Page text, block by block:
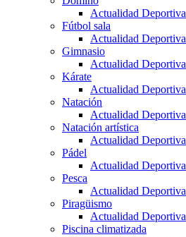
Actualidad Deportiva
Fútbol sala
Actualidad Deportiva
Gimnasio
Actualidad Deportiva
Kárate
Actualidad Deportiva
Natación
Actualidad Deportiva
Natación artística
Actualidad Deportiva
Pádel
Actualidad Deportiva
Pesca
Actualidad Deportiva
Piragüismo
Actualidad Deportiva
Piscina climatizada